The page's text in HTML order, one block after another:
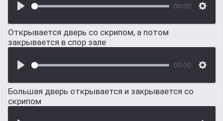
00:00
Открывается дверь со скрипом, а потом
закрывается в спор зале
00:00
Большая дверь открывается и закрывается со
скрипом